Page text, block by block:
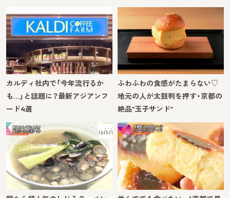
カルディ社内で「今年流行るか
も…」と話題に？最新アジアンフ
ード4選
ふわふわの食感がたまらない♡
地元の人が太鼓判を押す・京都の
絶品“玉子サンド”